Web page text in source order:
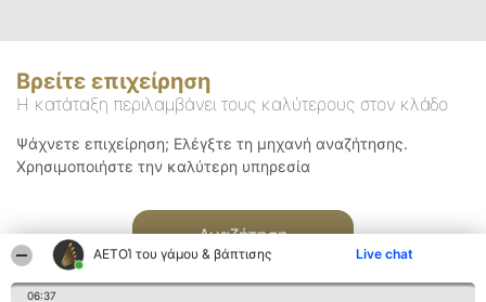
ΑΕΤΟΊ του γάμου & βάπτισης Live chat
06:37
Βρείτε επιχείρηση
Η κατάταξη περιλαμβάνει τους καλύτερους στον κλάδο
Ψάχνετε επιχείρηση; Ελέγξτε τη μηχανή αναζήτησης.
Χρησιμοποιήστε την καλύτερη υπηρεσία
Αναζήτηση